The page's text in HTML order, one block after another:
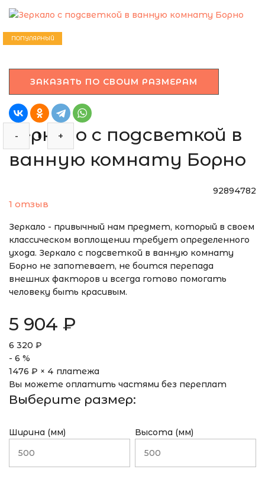
МОЖЕМ ИЗГОТОВИТЬ
ПОПУЛЯРНЫЙ
ЗАКАЗАТЬ ПО СВОИМ РАЗМЕРАМ
Зеркало с подсветкой в
ванную комнату Борно
1 отзыв
92894782
Зеркало - привычный нам предмет, который в своем
классическом воплощении требует определенного
ухода. Зеркало с подсветкой в ванную комнату
Борно не запотевает, не боится перепада
внешних факторов и всегда готово помогать
человеку быть красивым.
5 904 ₽
6 320 ₽
- 6 %
1476 ₽ × 4 платежа
Вы можете оплатить частями без переплат
Выберите размер:
Ширина (мм) Высота (мм)
- +